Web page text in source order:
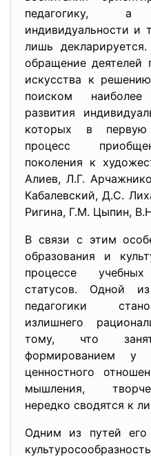
педагогику,
индивидуальности и
лишь
обращение деятелей
искусства к
поиском
развития
которых в первую
процесс
поколения к
Алиев, Л.Г.
Кабалевский, Д.С.
Ригина, Г.М. Цыпин,
В связи с этим
образования и
процессе
статусов. Одной
педагогики
излишнего
тому, что
формированием у
ценностного
мышления,
нередко сводятся к
Одним из путей его